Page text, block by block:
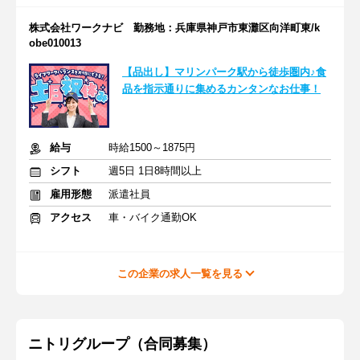
株式会社ワークナビ 勤務地：兵庫県神戸市東灘区向洋町東/k
obe010013
【品出し】マリンパーク駅から徒歩圏内♪食
品を指示通りに集めるカンタンなお仕事！
給与
時給1500～1875円
シフト
週5日 1日8時間以上
雇用形態
派遣社員
アクセス
車・バイク通勤OK
この企業の求人一覧を見る
ニトリグループ（合同募集）